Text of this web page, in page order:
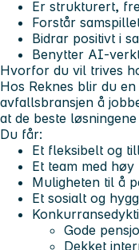
Er strukturert,
Forstår
Bidrar positivt i
Benytter AI-
Hvorfor du vil trives
Hos Reknes blir du
avfallsbransjen å
at de beste
Du får:
Et fleksibelt og
Et team med
Muligheten til å
Et sosialt og
Gode
Dekket